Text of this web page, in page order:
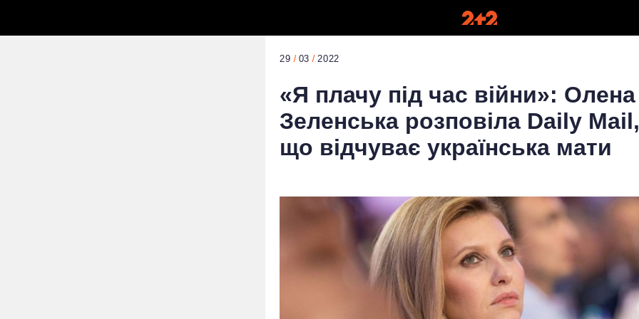
29 03 2022
«Я плачу під час війни»: Олена
Зеленська розповіла Daily Mail,
що відчуває українська мати